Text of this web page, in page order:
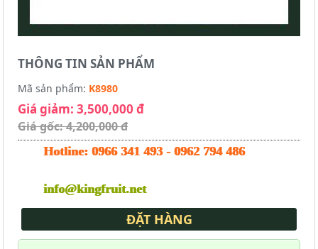
THÔNG TIN SẢN PHẨM
Mã sản phẩm: K8980
Giá giảm: 3,500,000 đ
Giá gốc: 4,200,000 đ
Hotline: 0966 341 493 - 0962 794 486
info@kingfruit.net
ĐẶT HÀNG